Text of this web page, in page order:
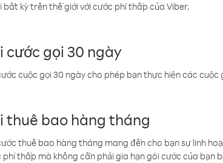
bất kỳ trên thế giới với cước phí thấp của Viber.
cước gọi 30 ngày
cuộc gọi 30 ngày cho phép bạn thực hiện các
thuê bao hàng tháng
thuê bao hàng tháng mang đến cho bạn sự linh
phí thấp mà không cần phải gia hạn gói cước của